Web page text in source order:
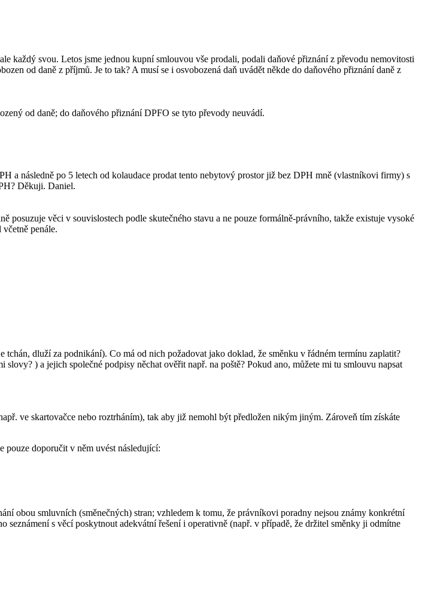
každý svou. Letos jsme jednou kupní smlouvou vše prodali, podali daňové přiznání z převodu nemovitosti
od daně z příjmů. Je to tak? A musí se i osvobozená daň uvádět někde do daňového přiznání daně z
od daně; do daňového přiznání DPFO se tyto převody neuvádí.
a následně po 5 letech od kolaudace prodat tento nebytový prostor již bez DPH mně (vlastníkovi firmy) s
Děkuji. Daniel.
posuzuje věci v souvislostech podle skutečného stavu a ne pouze formálně-právního, takže existuje vysoké
penále.
dluží za podnikání). Co má od nich požadovat jako doklad, že směnku v řádném termínu zaplatit?
) a jejich společné podpisy něchat ověřit např. na poště? Pokud ano, můžete mi tu smlouvu napsat
ve skartovačce nebo roztrháním), tak aby již nemohl být předložen nikým jiným. Zároveň tím získáte
pouze doporučit v něm uvést následující:
obou smluvních (směnečných) stran; vzhledem k tomu, že právníkovi poradny nejsou známy konkrétní
s věcí poskytnout adekvátní řešení i operativně (např. v případě, že držitel směnky ji odmítne